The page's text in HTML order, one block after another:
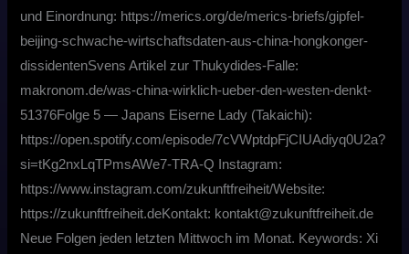
und Einordnung: https://merics.org/de/merics-briefs/gipfel-
beijing-schwache-wirtschaftsdaten-aus-china-hongkonger-
dissidentenSvens Artikel zur Thukydides-Falle:
makronom.de/was-china-wirklich-ueber-den-westen-denkt-
51376Folge 5 — Japans Eiserne Lady (Takaichi):
https://open.spotify.com/episode/7cVWptdpFjCIUAdiyq0U2a?
si=tKg2nxLqTPmsAWe7-TRA-Q Instagram:
⁠https://www.instagram.com/zukunftfreiheit/⁠Website:
⁠https://zukunftfreiheit.de⁠Kontakt: ⁠kontakt@zukunftfreiheit.de⁠
Neue Folgen jeden letzten Mittwoch im Monat. Keywords: Xi